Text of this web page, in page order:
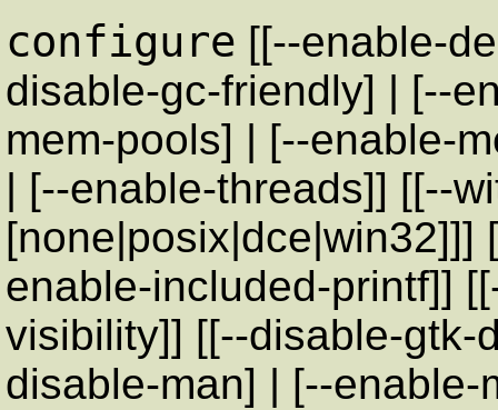
configure [[--enable-
disable-gc-friendly] | [--
mem-pools] | [--enable-
| [--enable-threads]] [[--
[none|posix|dce|win32]]]
enable-included-printf]]
visibility]] [[--disable-gtk-
disable-man] | [--enable-